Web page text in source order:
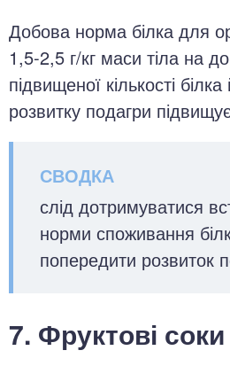
Добова норма білка для
1,5-2,5 г/кг маси тіла на
підвищеної кількості білка
розвитку подагри
слід дотримуватися
норми споживання
попередити розвиток
7. Фруктові соки